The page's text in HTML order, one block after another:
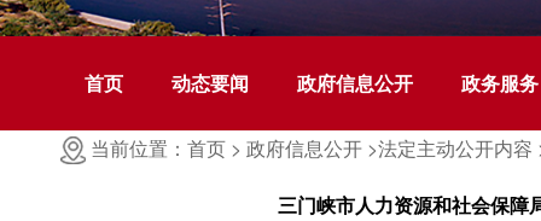
首页 动态要闻 政府信息公开 政务服务
当前位置：首页 > 政府信息公开 >法定主动公开内容
三门峡市人力资源和社会保障